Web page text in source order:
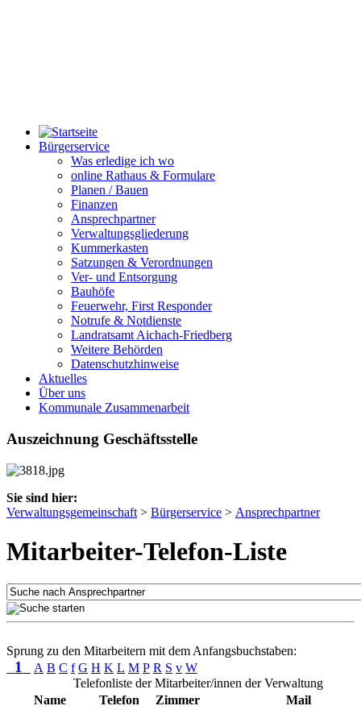
Bürgerservice
Was erledige ich wo
online Rathaus & Formulare
Planen / Bauen
Finanzen
Ansprechpartner
Verwaltungsgliederung
Kummerkasten
Satzungen & Verordnungen
Ver- und Entsorgung
Bauhöfe
Feuerwehr, First Responder
Notrufe & Notdienste
Landratsamt Aichach-Friedberg
Weitere Behörden
Datenschutzhinweise
Aktuelles
Über uns
Kommunale Zusammenarbeit
Auszeichnung Geschäftsstelle
Sie sind hier:
Verwaltungsgemeinschaft > Bürgerservice > Ansprechpartner
Mitarbeiter-Telefon-Liste
Sprung zu den Mitarbeitern mit dem Anfangsbuchstaben:
1 A B C f G H K L M P R S v W
Telefonliste der Mitarbeiter/innen der Verwaltung
Name
Telefon Zimmer Mail